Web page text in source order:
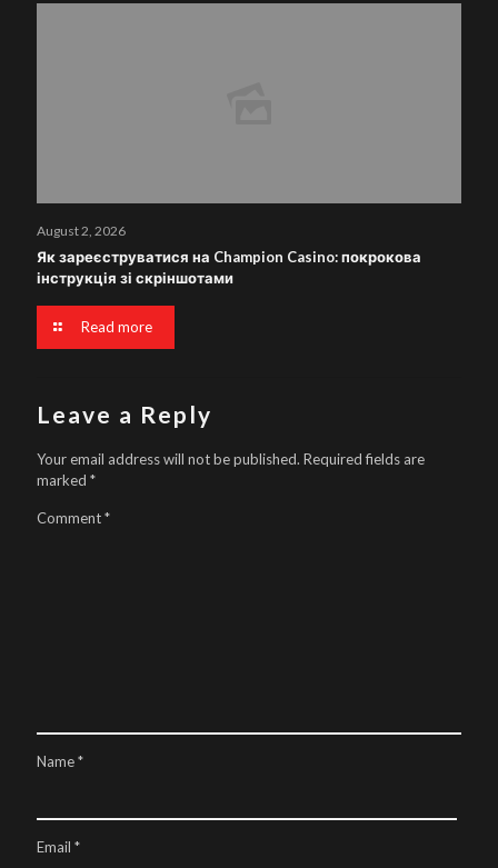
August 2, 2026
Як зареєструватися на Champion Casino: покрокова
інструкція зі скріншотами
Read more
Leave a Reply
Your email address will not be published. Required fields are
marked *
Comment*
Name*
Email *